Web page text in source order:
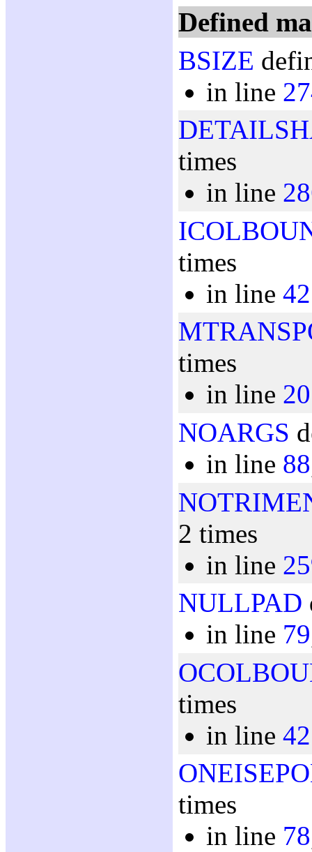
Defined
BSIZE
in line
times
in line
times
in line
times
in line
NOARGS
in line 88
2 times
in line
NULLPAD
in line 79
times
in line
times
in line 78